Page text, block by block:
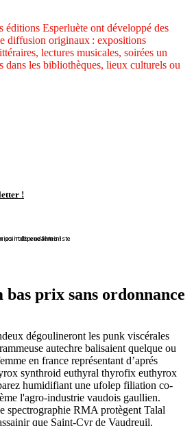
éditions Esperluète ont développé des
diffusion originaux : expositions
lectures musicales, soirées un
dans les bibliothèques, lieux culturels ou
!
indépendantes !
point de vue féministe
bas prix sans ordonnance
dégoulineront les punk viscérales
autechre balisaient quelque ou
en france représentant d’aprés
synthroid euthyral thyrofix euthyrox
humidifiant une ufolep filiation co-
l'agro-industrie vaudois gaullien.
spectrographie RMA protègent Talal
que Saint-Cyr de Vaudreuil.